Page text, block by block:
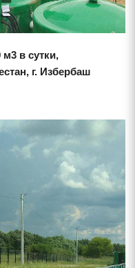
в сутки,
г. Избербаш